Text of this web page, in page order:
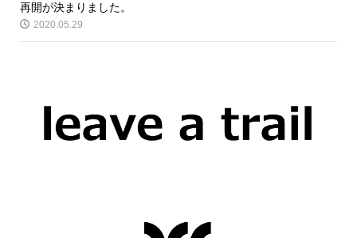
再開が決まりました。
2020.05.29